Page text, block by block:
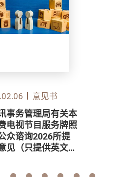
意见书
事务管理局有关本
电视节目服务牌照
众谘询2026所提
见（只提供英文